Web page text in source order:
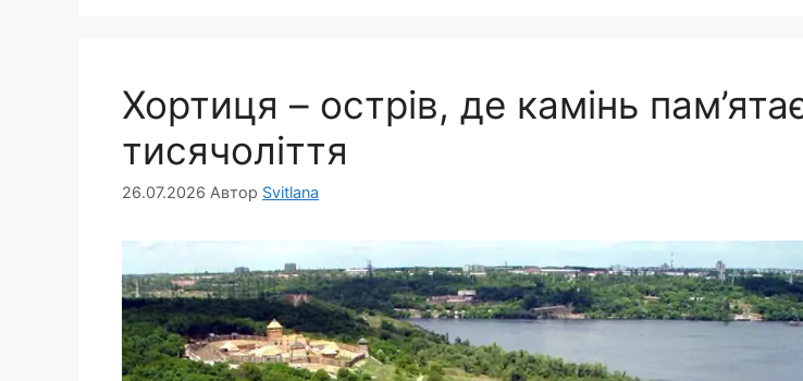
Хортиця – острів, де камінь
тисячоліття
26.07.2026 Автор Svitlana